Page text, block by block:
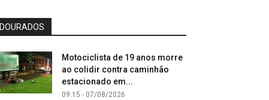
DOURADOS
Motociclista de 19 anos morre
ao colidir contra caminhão
estacionado em...
09:15 - 07/08/2026